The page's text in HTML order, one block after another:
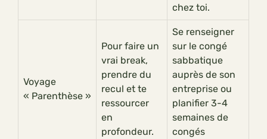
chez toi.
Voyage
« Parenthèse »
Pour faire un
vrai break,
prendre du
recul et te
ressourcer
en
profondeur.
Se renseigner
sur le congé
sabbatique
auprès de son
entreprise ou
planifier 3-4
semaines de
congés